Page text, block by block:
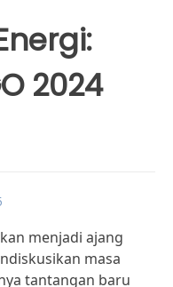
2024
menjadi ajang
masa
tantangan baru